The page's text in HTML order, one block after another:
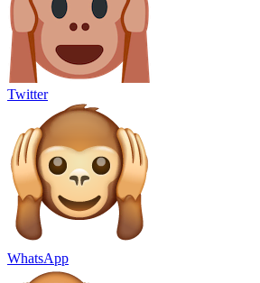
Twitter
WhatsApp